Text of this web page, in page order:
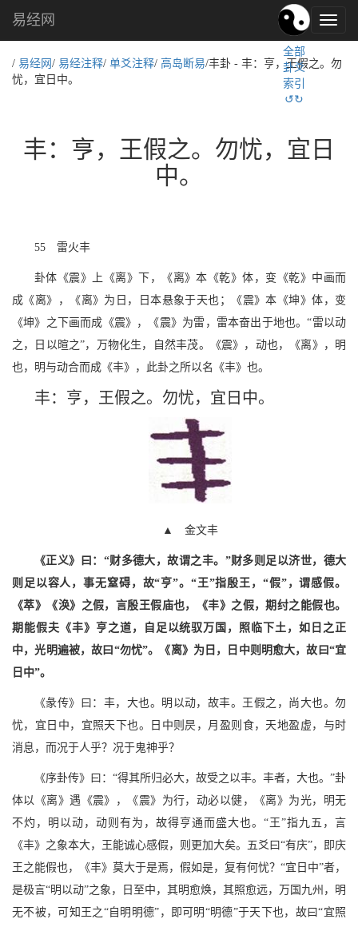
易
经
化,
易经网
全部
卦爻
索引
↺↻
/ 易经网 / 易经注释/ 单爻注释/ 高岛断易/丰卦 - 丰：亨，王假之。勿
忧，宜日中。
丰：亨，王假之。勿忧，宜日
中。
55 雷火丰
卦体《震》上《离》下，《离》本《乾》体，变《乾》中画而
成《离》，《离》为日，日本悬象于天也；《震》本《坤》体，变
《坤》之下画而成《震》，《震》为雷，雷本奋出于地也。“雷以动
之，日以暄之”，万物化生，自然丰茂。《震》，动也，《离》，明
也，明与动合而成《丰》，此卦之所以名《丰》也。
丰：亨，王假之。勿忧，宜日中。
▲ 金文丰
《正义》曰：“财多德大，故谓之丰。”财多则足以济世，德大
则足以容人，事无窒碍，故“亨”。“王”指殷王，“假”，谓感假。
《萃》《涣》之假，言殷王假庙也，《丰》之假，期纣之能假也。
期能假夫《丰》亨之道，自足以统驭万国，照临下土，如日之正
中，光明遍被，故曰“勿忧”。《离》为日，日中则明愈大，故曰“宜
日中”。
《彖传》曰：丰，大也。明以动，故丰。王假之，尚大也。勿
忧，宜日中，宜照天下也。日中则昃，月盈则食，天地盈虚，与时
消息，而况于人乎？况于鬼神乎？
《序卦传》曰：“得其所归必大，故受之以丰。丰者，大也。”卦
体以《离》遇《震》，《震》为行，动必以健，《离》为光，明无
不灼，明以动，动则有为，故得亨通而盛大也。“王”指九五，言
《丰》之象本大，王能诚心感假，则更加大矣。五爻曰“有庆”，即庆
王之能假也，《丰》莫大于是焉，假如是，复有何忧？“宜日中”者，
是极言“明以动”之象，日至中，其明愈焕，其照愈远，万国九州，明
无不被，可知王之“自明明德”，即可明“明德”于天下也，故曰“宜照